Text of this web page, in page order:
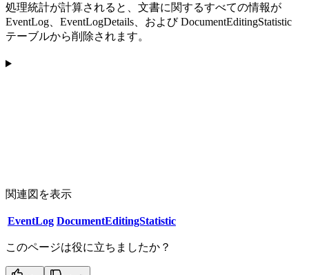
処理統計が計算されると、文書に関するすべての情報が
EventLog、EventLogDetails、および DocumentEditingStatistic
テーブルから削除されます。
関連図を表示
EventLog DocumentEditingStatistic
このページは役に立ちましたか？